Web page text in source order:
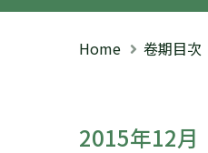
Home 卷期目次
2015年12月